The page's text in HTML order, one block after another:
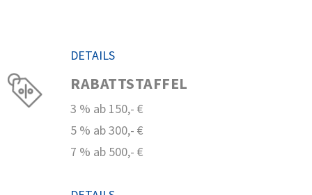
DETAILS
RABATTSTAFFEL
3 % ab 150,- €
5 % ab 300,- €
7 % ab 500,- €